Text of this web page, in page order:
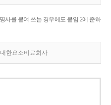
사를 붙여 쓰는 경우에도 붙임 2에 준하
대한요소비료회사